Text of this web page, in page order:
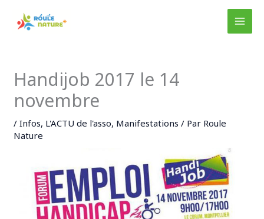
Handijob 2017 le 14
novembre
/Infos, L'ACTU de l'asso, Manifestations / Par Roule
Nature